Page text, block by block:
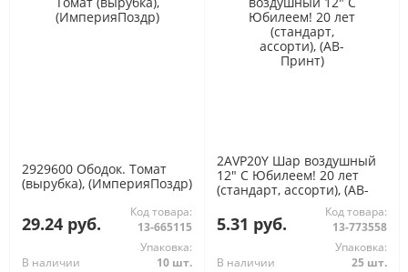
2929600 Ободок. Томат
(вырубка), (ИмперияПоздр)
29.24 руб.
Код товара:
13-665115
В наличии
Упаковка:
10 шт.
2AVP20Y Шар воздушный
12" С Юбилеем! 20 лет
(стандарт, ассорти), (АВ-
5.31 руб.
Код товара:
13-773558
В наличии
Упаковка:
25 шт.